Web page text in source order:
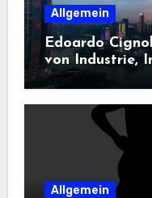
Allgemein
Edoardo
von Industrie,
Technologie
Allgemein